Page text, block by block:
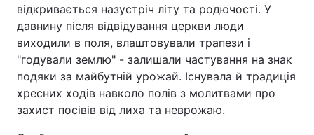
відкривається назустріч літу та родючості. У
давнину після відвідування церкви люди
виходили в поля, влаштовували трапези і
"годували землю" - залишали частування на знак
подяки за майбутній урожай. Існувала й традиція
хресних ходів навколо полів з молитвами про
захист посівів від лиха та неврожаю.